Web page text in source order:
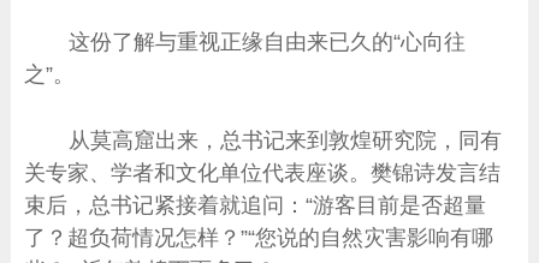
这份了解与重视正缘自由来已久的“心向往
之”。
从莫高窟出来，总书记来到敦煌研究院，同有
关专家、学者和文化单位代表座谈。樊锦诗发言结
束后，总书记紧接着就追问：“游客目前是否超量
了？超负荷情况怎样？”“您说的自然灾害影响有哪